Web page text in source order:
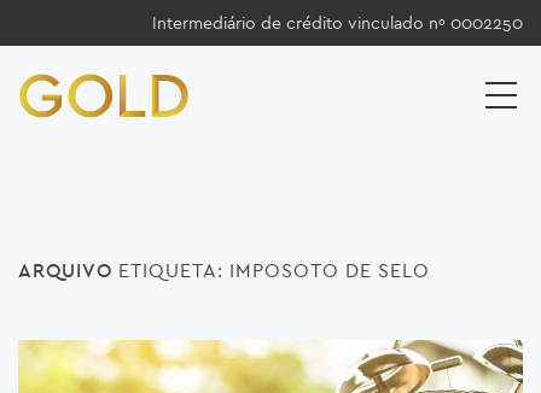
Intermediário de crédito vinculado nº 0002250
ARQUIVO ETIQUETA: IMPOSOTO DE SELO